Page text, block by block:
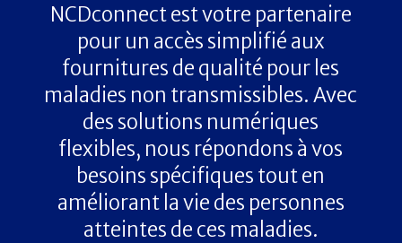
NCDconnect est votre partenaire
pour un accès simplifié aux
fournitures de qualité pour les
maladies non transmissibles. Avec
des solutions numériques
flexibles, nous répondons à vos
besoins spécifiques tout en
améliorant la vie des personnes
atteintes de ces maladies.